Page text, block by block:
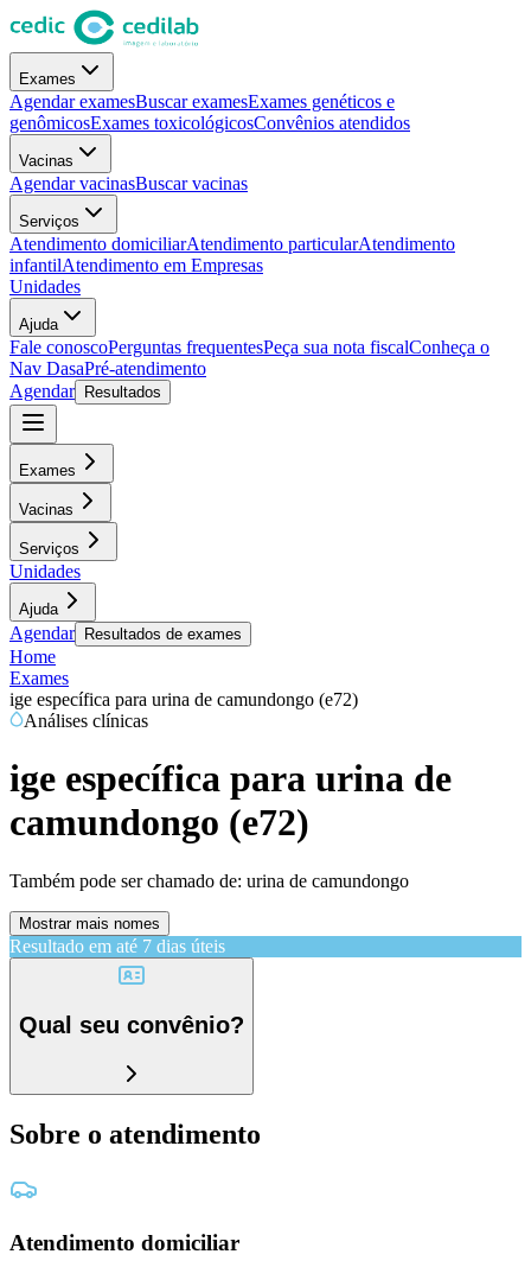
Exames
Agendar examesBuscar examesExames genéticos e
genômicosExames toxicológicosConvênios atendidos
Vacinas
Agendar vacinasBuscar vacinas
Serviços
Atendimento domiciliarAtendimento particularAtendimento
infantilAtendimento em Empresas
Unidades
Ajuda
Fale conoscoPerguntas frequentesPeça sua nota fiscalConheça o
Nav DasaPré-atendimento
Agendar
Resultados
Exames
Vacinas
Serviços
Unidades
Ajuda
Agendar Resultados de exames
Home
Exames
ige específica para urina de camundongo (e72)
Análises clínicas
ige específica para urina de
camundongo (e72)
Também pode ser chamado de: urina de camundongo
Mostrar mais nomes
Resultado em até 7 dias úteis
Qual seu convênio?
Sobre o atendimento
Atendimento domiciliar